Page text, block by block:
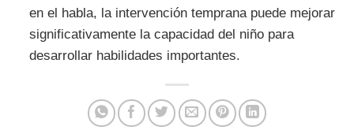
en el habla, la intervención temprana puede mejorar
significativamente la capacidad del niño para
desarrollar habilidades importantes.